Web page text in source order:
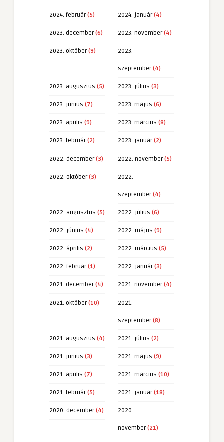
2024. február(5) 2024. január(4)
2023. december(6) 2023. november(4)
2023. október(9) 2023.
szeptember(4)
2023. augusztus (5) 2023. július (3)
2023. június (7) 2023. május (6)
2023. április (9) 2023. március (8)
2023. február(2) 2023. január(2)
2022. december(3) 2022. november(5)
2022. október(3) 2022.
szeptember(4)
2022. augusztus (5) 2022. július (6)
2022. június (4) 2022. május (9)
2022. április (2) 2022. március (5)
2022. február(1) 2022. január(3)
2021. december(4) 2021. november(4)
2021. október(10) 2021.
szeptember(8)
2021. augusztus (4) 2021. július (2)
2021. június (3) 2021. május (9)
2021. április (7) 2021. március (10)
2021. február(5) 2021. január(18)
2020. december(4) 2020.
november(21)